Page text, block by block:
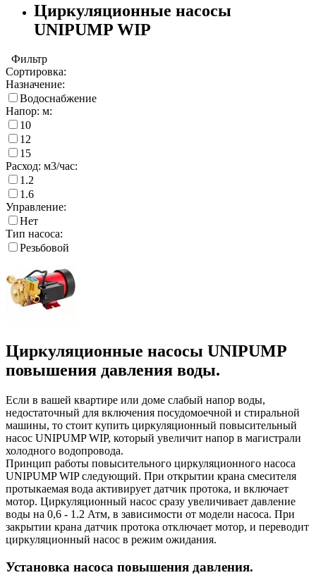
Циркуляционные насосы
UNIPUMP WIP
Фильтр
Сортировка:
Назначение:
Водоснабжение
Напор: м:
10
12
15
Расход: м3/час:
1.2
1.6
Управление:
Нет
Тип насоса:
Резьбовой
Циркуляционные насосы UNIPUMP
повышения давления воды.
Если в вашей квартире или доме слабый напор воды,
недостаточный для включения посудомоечной и стиральной
машины, то стоит купить циркуляционный повысительный
насос UNIPUMP WIP, который увеличит напор в магистрали
холодного водопровода.
Принцип работы повысительного циркуляционного насоса
UNIPUMP WIP следующий. При открытии крана смесителя
протыкаемая вода активирует датчик протока, и включает
мотор. Циркуляционный насос сразу увеличивает давление
воды на 0,6 - 1.2 Атм, в зависимости от модели насоса. При
закрытии крана датчик протока отключает мотор, и переводит
циркуляционный насос в режим ожидания.
Установка насоса повышения давления.